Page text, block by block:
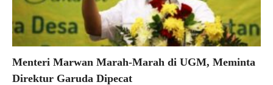
Menteri Marwan Marah-Marah di UGM, Meminta
Direktur Garuda Dipecat